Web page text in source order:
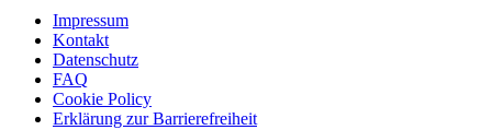
Impressum
Kontakt
Datenschutz
FAQ
Cookie Policy
Erklärung zur Barrierefreiheit